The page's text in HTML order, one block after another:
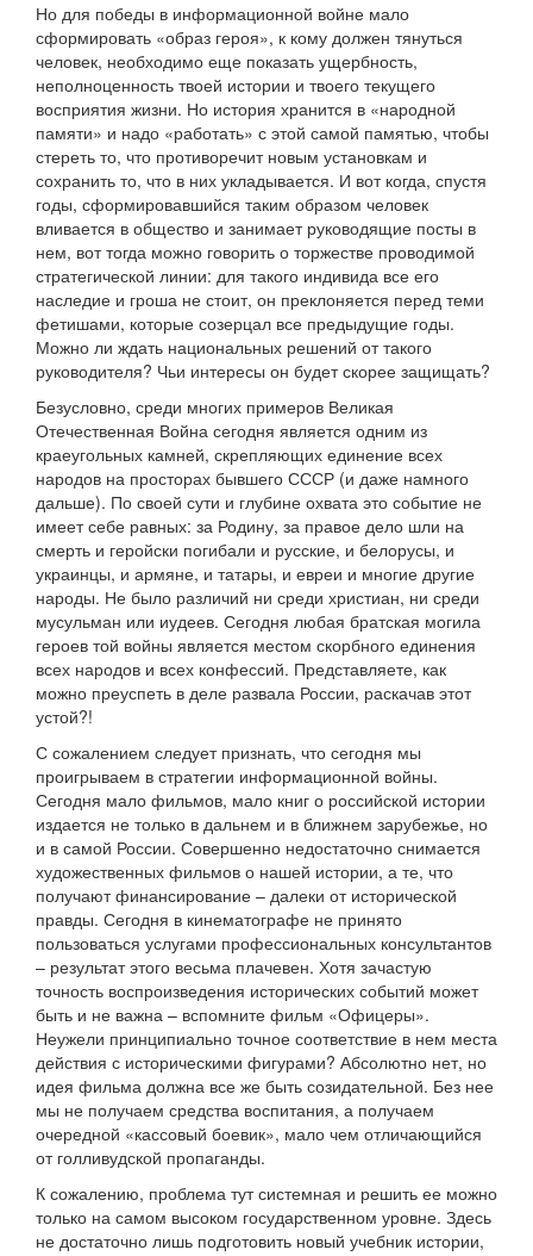
Но для победы в информационной войне мало
сформировать «образ героя», к кому должен тянуться
человек, необходимо еще показать ущербность,
неполноценность твоей истории и твоего текущего
восприятия жизни. Но история хранится в «народной
памяти» и надо «работать» с этой самой памятью, чтобы
стереть то, что противоречит новым установкам и
сохранить то, что в них укладывается. И вот когда, спустя
годы, сформировавшийся таким образом человек
вливается в общество и занимает руководящие посты в
нем, вот тогда можно говорить о торжестве проводимой
стратегической линии: для такого индивида все его
наследие и гроша не стоит, он преклоняется перед теми
фетишами, которые созерцал все предыдущие годы.
Можно ли ждать национальных решений от такого
руководителя? Чьи интересы он будет скорее защищать?
Безусловно, среди многих примеров Великая
Отечественная Война сегодня является одним из
краеугольных камней, скрепляющих единение всех
народов на просторах бывшего СССР (и даже намного
дальше). По своей сути и глубине охвата это событие не
имеет себе равных: за Родину, за правое дело шли на
смерть и геройски погибали и русские, и белорусы, и
украинцы, и армяне, и татары, и евреи и многие другие
народы. Не было различий ни среди христиан, ни среди
мусульман или иудеев. Сегодня любая братская могила
героев той войны является местом скорбного единения
всех народов и всех конфессий. Представляете, как
можно преуспеть в деле развала России, раскачав этот
устой?!
С сожалением следует признать, что сегодня мы
проигрываем в стратегии информационной войны.
Сегодня мало фильмов, мало книг о российской истории
издается не только в дальнем и в ближнем зарубежье, но
и в самой России. Совершенно недостаточно снимается
художественных фильмов о нашей истории, а те, что
получают финансирование – далеки от исторической
правды. Сегодня в кинематографе не принято
пользоваться услугами профессиональных консультантов
– результат этого весьма плачевен. Хотя зачастую
точность воспроизведения исторических событий может
быть и не важна – вспомните фильм «Офицеры».
Неужели принципиально точное соответствие в нем места
действия с историческими фигурами? Абсолютно нет, но
идея фильма должна все же быть созидательной. Без нее
мы не получаем средства воспитания, а получаем
очередной «кассовый боевик», мало чем отличающийся
от голливудской пропаганды.
К сожалению, проблема тут системная и решить ее можно
только на самом высоком государственном уровне. Здесь
не достаточно лишь подготовить новый учебник истории,